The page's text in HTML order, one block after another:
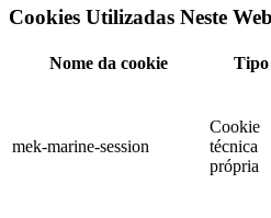
Cookies Utilizadas Neste
Nome da cookie Tipo
mek-marine-session
Cookie
técnica
própria